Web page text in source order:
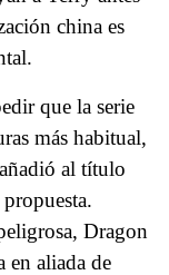
china es
que la serie
más habitual,
al título
Dragon
en aliada de